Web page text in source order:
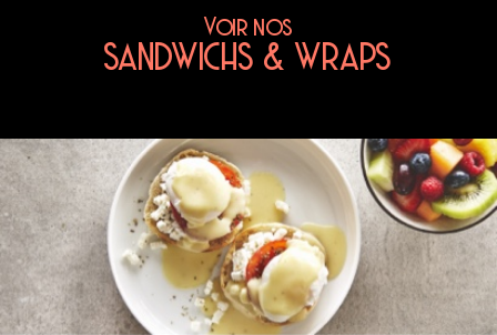
Voir nos
SANDWICHS & WRAPS